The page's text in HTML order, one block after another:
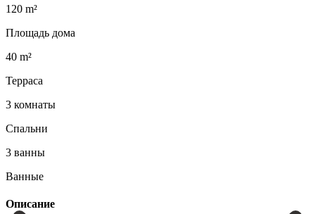
120 m²
Площадь дома
40 m²
Терраса
3 комнаты
Спальни
3 ванны
Ванные
Описание